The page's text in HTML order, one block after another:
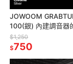
JOWOOM
100(銀) 內建調
$1,250
$750